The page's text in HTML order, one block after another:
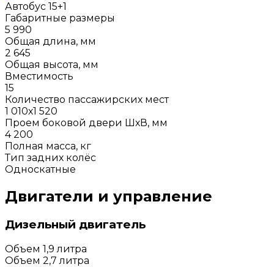
Автобус 15+1
Габаритные размеры
5 990
Общая длина, мм
2 645
Общая высота, мм
Вместимость
15
Количество пассажирских мест
1 010х1 520
Проем боковой двери ШхВ, мм
4 200
Полная масса, кг
Тип задних колёс
Односкатные
Двигатели и управление
Дизельный двигатель
Объем 1,9 литра
Объем 2,7 литра